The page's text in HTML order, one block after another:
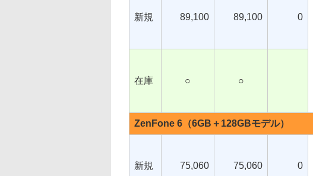
新規 89,100 89,100 0
在庫 ○ ○
ZenFone 6（6GB＋128GBモデル）
新規 75,060 75,060 0